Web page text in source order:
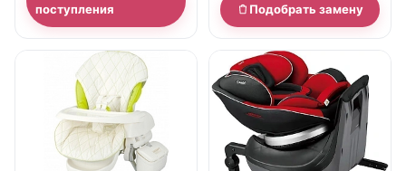
поступления
Подобрать замену
нет в продаже